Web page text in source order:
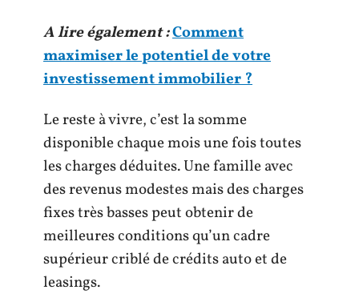
A lire également :Comment
maximiser le potentiel de votre
investissement immobilier ?
Le reste à vivre, c’est la somme
disponible chaque mois une fois toutes
les charges déduites. Une famille avec
des revenus modestes mais des charges
fixes très basses peut obtenir de
meilleures conditions qu’un cadre
supérieur criblé de crédits auto et de
leasings.